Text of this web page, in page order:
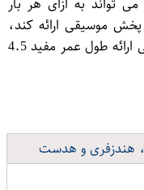
را برای پخش موسیقی ارائه کند،
این در حالی است که AirPods Pro توانایی ارائه طول عمر مفید 4.5
هندزفری و هدست